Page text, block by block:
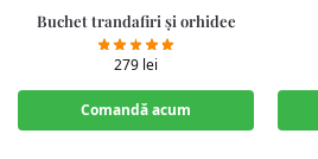
Buchet trandafiri și orhidee
279 lei
Comandă acum